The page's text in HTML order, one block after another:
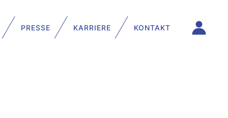
PRESSE KARRIERE KONTAKT